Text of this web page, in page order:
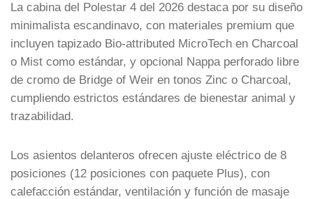
La cabina del Polestar 4 del 2026 destaca por su diseño
minimalista escandinavo, con materiales premium que
incluyen tapizado Bio-attributed MicroTech en Charcoal
o Mist como estándar, y opcional Nappa perforado libre
de cromo de Bridge of Weir en tonos Zinc o Charcoal,
cumpliendo estrictos estándares de bienestar animal y
trazabilidad.
Los asientos delanteros ofrecen ajuste eléctrico de 8
posiciones (12 posiciones con paquete Plus), con
calefacción estándar, ventilación y función de masaje